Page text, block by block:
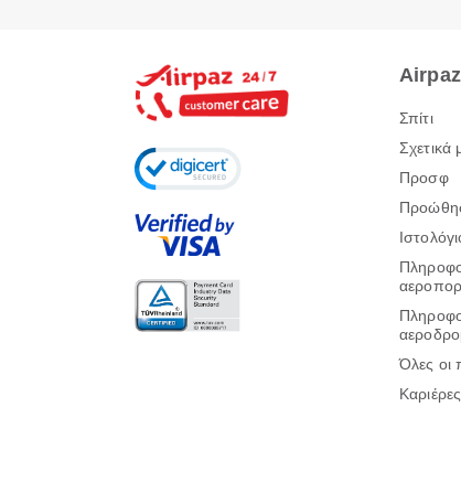
Airpaz
Σπίτι
Σχετικά
Προσφ
Όλες οι
Καριέρες